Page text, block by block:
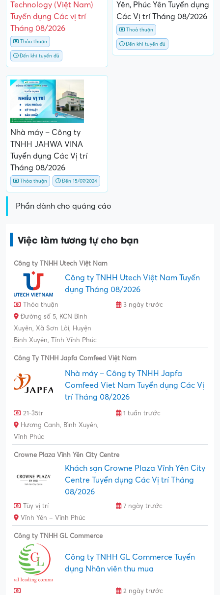
Technology (Việt Nam)
Tuyển dụng Các vị trí
Tháng 08/2026
Thỏa thuận
Đến khi tuyển đủ
Yên, Phúc Yên Tuyển dụng
Các Vị trí Tháng 08/2026
Thoả thuận
Đến khi tuyển đủ
Nhà máy – Công ty
TNHH JAHWA VINA
Tuyển dụng Các Vị trí
Tháng 08/2026
Thỏa thuận Đến 15/07/2024
Phần dành cho quảng cáo
Việc làm tương tự cho bạn
Công ty TNHH Utech Việt Nam
Công ty TNHH Utech Việt Nam Tuyển
dụng Tháng 08/2026
Thỏa thuận
3 ngày trước
Đường số 5, KCN Bình
Xuyên, Xã Sơn Lôi, Huyện
Bình Xuyên, Tỉnh Vĩnh Phúc
Công Ty TNHH Japfa Comfeed Việt Nam
Nhà máy – Công ty TNHH Japfa
Comfeed Viet Nam Tuyển dụng Các Vị
trí Tháng 08/2026
21-35tr
1 tuần trước
Hương Canh, Bình Xuyên,
Vĩnh Phúc
Crowne Plaza Vĩnh Yên City Centre
Khách sạn Crowne Plaza Vĩnh Yên City
Centre Tuyển dụng Các Vị trí Tháng
08/2026
Tùy vị trí
7 ngày trước
Vĩnh Yên – Vĩnh Phúc
Công ty TNHH GL Commerce
Công ty TNHH GL Commerce Tuyển
dụng Nhân viên thu mua
2 ngày trước